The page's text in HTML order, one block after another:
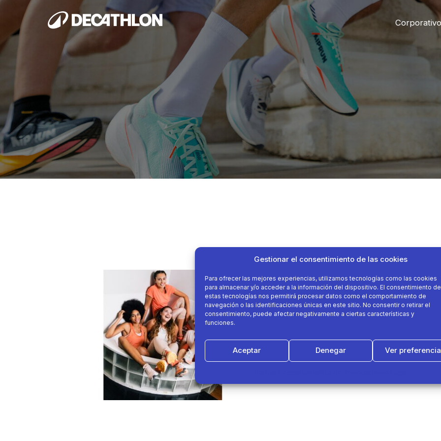
Gestionar el consentimiento de las cookies
Para ofrecer las mejores experiencias, utilizamos tecnologías como las cookies
para almacenar y/o acceder a la información del dispositivo. El consentimiento de
estas tecnologías nos permitirá procesar datos como el comportamiento de
navegación o las identificaciones únicas en este sitio. No consentir o retirar el
consentimiento, puede afectar negativamente a ciertas características y
funciones.
Aceptar Denegar Ver
Corporativo